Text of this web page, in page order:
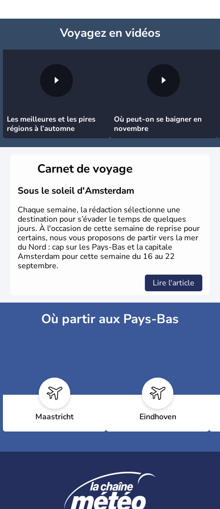
Voyagezen vidéos
Les meilleures et les pires
régions à l’automne
Où peut-on se baigner en
novembre
Carnet de voyage
Sous le soleil d'Amsterdam
Chaque semaine, la rédaction sélectionne une
destination pour s’évader le temps de quelques
jours. À l'occasion de cette semaine de reprise pour
certains, nous vous proposons de partir vers la mer
du Nord : cap sur les Pays-Bas et la capitale
Amsterdam pour cette semaine du 16 au 22
septembre.
Lire l'article
Où partir aux Pays-Bas
Maastricht Eindhoven